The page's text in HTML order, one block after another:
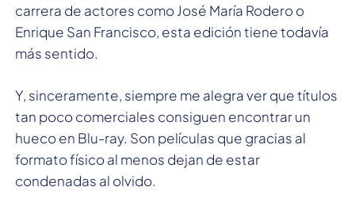
carrera de actores como José María Rodero o
Enrique San Francisco, esta edición tiene todavía
más sentido.
Y, sinceramente, siempre me alegra ver que títulos
tan poco comerciales consiguen encontrar un
hueco en Blu-ray. Son películas que gracias al
formato físico al menos dejan de estar
condenadas al olvido.